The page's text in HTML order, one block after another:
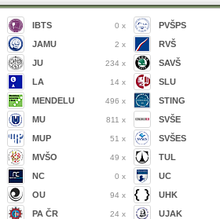
IBTS 0 x
JAMU 2 x
JU 234 x
LA 14 x
MENDELU 496 x
MU 811 x
MUP 51 x
MVŠO 49 x
NC 0 x
OU 94 x
PA ČR 24 x
PVŠPS
RVŠ
SAVŠ
SLU
STING
SVŠE
SVŠES
TUL
UC
UHK
UJAK